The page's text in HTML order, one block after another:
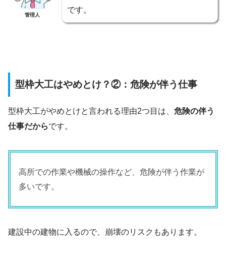
管理人
です。
型枠大工はやめとけ？②：危険が伴う仕事
型枠大工がやめとけと言われる理由2つ目は、 危険の伴う
仕事だからです。
高所での作業や機械の操作など、危険が伴う作業が
多いです。
建設中の建物に入るので、崩壊のリスクもあります。